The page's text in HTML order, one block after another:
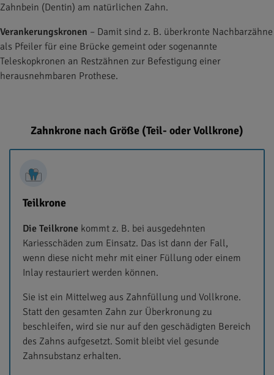
Zahnbein (Dentin) am natürlichen Zahn.
Verankerungskronen – Damit sind z. B. überkronte Nachbarzähne
als Pfeiler für eine Brücke gemeint oder sogenannte
Teleskopkronen an Restzähnen zur Befestigung einer
herausnehmbaren Prothese.
Zahnkrone nach Größe (Teil- oder Vollkrone)
Teilkrone
Die Teilkrone kommt z. B. bei ausgedehnten
Kariesschäden zum Einsatz. Das ist dann der Fall,
wenn diese nicht mehr mit einer Füllung oder einem
Inlay restauriert werden können.
Sie ist ein Mittelweg aus Zahnfüllung und Vollkrone.
Statt den gesamten Zahn zur Überkronung zu
beschleifen, wird sie nur auf den geschädigten Bereich
des Zahns aufgesetzt. Somit bleibt viel gesunde
Zahnsubstanz erhalten.